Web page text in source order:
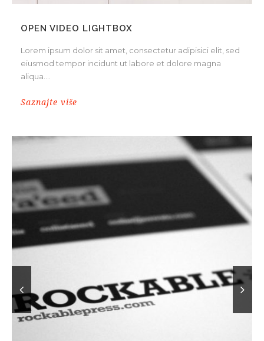
OPEN VIDEO LIGHTBOX
Lorem ipsum dolor sit amet, consectetur adipisici elit, sed
eiusmod tempor incidunt ut labore et dolore magna
aliqua....
Saznajte više